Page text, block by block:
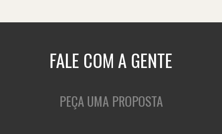
FALE COM A GENTE
PEÇA UMA PROPOSTA